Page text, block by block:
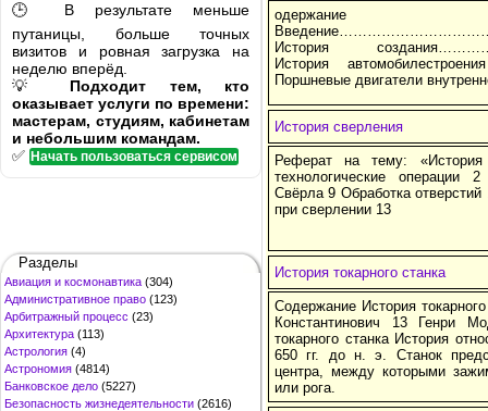
🕒 В результате меньше
путаницы, больше точных
визитов и ровная загрузка на
неделю вперёд.
💡 Подходит тем, кто
оказывает услуги по времени:
мастерам, студиям, кабинетам
и небольшим командам.
✅ Начать пользоваться сервисом
Разделы
Авиация и космонавтика (304)
Административное право (123)
Арбитражный процесс (23)
Архитектура (113)
Астрология (4)
Астрономия (4814)
Банковское дело (5227)
Безопасность жизнедеятельности (2616)
одержание
История
История
Поршневые двигатели
История сверления
Реферат на тему:
технологические операции
Свёрла 9 Обработка отверстий
при сверлении 13
История токарного станка
Содержание История
Константинович 13 Генри
токарного станка История
650 гг. до н. э. Станок
центра, между которыми
или рога.